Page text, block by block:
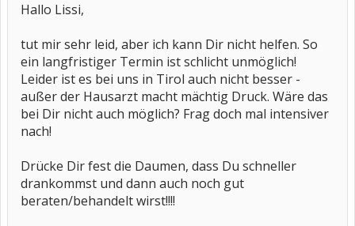
Hallo Lissi,
tut mir sehr leid, aber ich kann Dir nicht helfen. So
ein langfristiger Termin ist schlicht unmöglich!
Leider ist es bei uns in Tirol auch nicht besser -
außer der Hausarzt macht mächtig Druck. Wäre das
bei Dir nicht auch möglich? Frag doch mal intensiver
nach!
Drücke Dir fest die Daumen, dass Du schneller
drankommst und dann auch noch gut
beraten/behandelt wirst!!!!